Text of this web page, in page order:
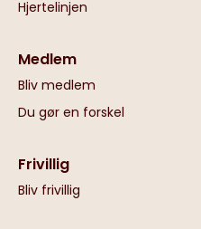
Hjertelinjen
Medlem
Bliv medlem
Du gør en forskel
Frivillig
Bliv frivillig